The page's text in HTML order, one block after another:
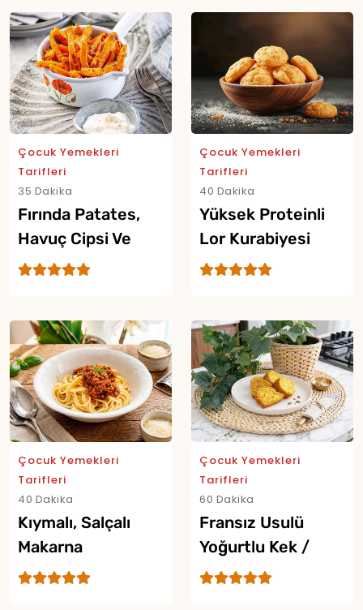
Çocuk Yemekleri
Tarifleri
35 Dakika
Fırında Patates,
Havuç Cipsi Ve
Yoğurtlu Dip Sos
Çocuk Yemekleri
Tarifleri
40 Dakika
Yüksek Proteinli
Lor Kurabiyesi
Çocuk Yemekleri
Tarifleri
40 Dakika
Kıymalı, Salçalı
Makarna
Çocuk Yemekleri
Tarifleri
60 Dakika
Fransız Usulü
Yoğurtlu Kek /
Gâteau Au Yaourt